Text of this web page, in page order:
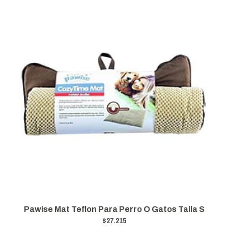
Pawise Mat Teflon Para Perro O Gatos Talla S
$27.215